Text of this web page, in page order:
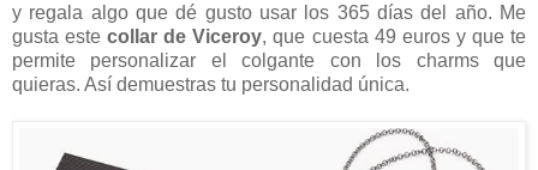
y regala algo que dé gusto usar los 365 días del año. Me
gusta estecollar de Viceroy, que cuesta 49 euros y que te
permite personalizar el colgante con los charms que
quieras. Así demuestras tu personalidad única.